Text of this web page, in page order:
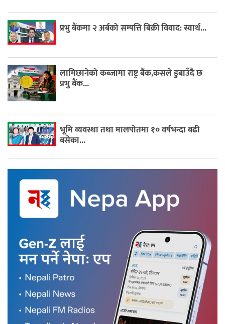
प्रभु बैंकमा २ अर्बको सम्पत्ति बिक्री विवाद: स्वार्थ...
लामिछानेको कब्जामा राष्ट्र बैंक,कसले डुबाउँदै छ
प्रभु बैंक...
भूमि व्यवस्था तथा मालपोतमा १० वर्षभन्दा बढी
बसेका...